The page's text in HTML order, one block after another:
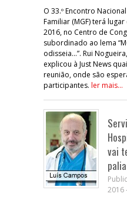
O 33.º Encontro
Familiar (MGF) terá
2016, no Centro de
subordinado ao lema
odisseia...”. Rui
explicou à Just News
reunião, onde são
participantes. ler mais...
vai
2016